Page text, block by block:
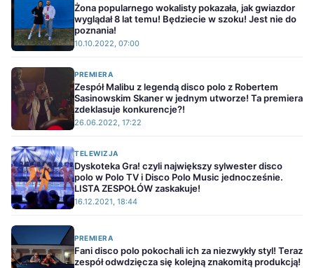
Żona popularnego wokalisty pokazała, jak gwiazdor
wyglądał 8 lat temu! Będziecie w szoku! Jest nie do
poznania!
10.10.2022, 07:00
PREMIERA
Zespół Malibu z legendą disco polo z Robertem
Sasinowskim Skaner w jednym utworze! Ta premiera
zdeklasuje konkurencje?!
26.06.2022, 17:22
TELEWIZJA
Dyskoteka Gra! czyli największy sylwester disco
polo w Polo TV i Disco Polo Music jednocześnie.
LISTA ZESPOŁÓW zaskakuje!
16.12.2021, 18:44
PREMIERA
Fani disco polo pokochali ich za niezwykły styl! Teraz
zespół odwdzięcza się kolejną znakomitą produkcją!